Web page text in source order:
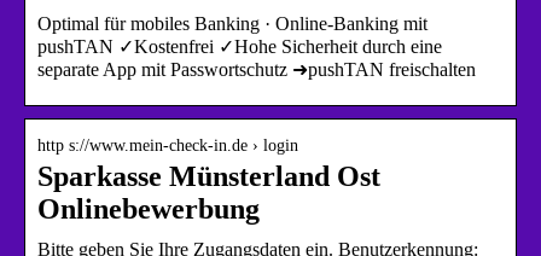
Optimal für mobiles Banking · Online-Banking mit
pushTAN ✓Kostenfrei ✓Hohe Sicherheit durch eine
separate App mit Passwortschutz ➜pushTAN freischalten
http s://www.mein-check-in.de › login
Sparkasse Münsterland Ost
Onlinebewerbung
Bitte geben Sie Ihre Zugangsdaten ein. Benutzerkennung: